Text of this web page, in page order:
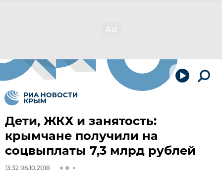
Дети, ЖКХ и занятость:
крымчане получили на
соцвыплаты 7,3 млрд рублей
13:32 06.10.2018